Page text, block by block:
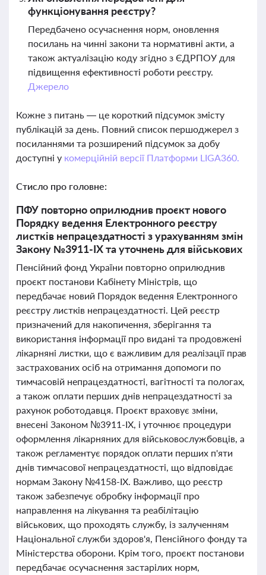
функціонування реєстру?
Передбачено осучаснення норм, оновлення
посилань на чинні закони та нормативні акти, а
також актуалізацію коду згідно з ЄДРПОУ для
підвищення ефективності роботи реєстру.
Джерело
Кожне з питань — це короткий підсумок змісту
публікацій за день. Повний список першоджерел з
посиланнями та розширений підсумок за добу
доступні у комерційній версії Платформи LIGA360.
Стисло про головне:
ПФУ повторно оприлюднив проєкт нового
Порядку ведення Електронного реєстру
листків непрацездатності з урахуванням змін
Закону №3911-IX та уточнень для військових
Пенсійний фонд України повторно оприлюднив
проєкт постанови Кабінету Міністрів, що
передбачає новий Порядок ведення Електронного
реєстру листків непрацездатності. Цей реєстр
призначений для накопичення, зберігання та
використання інформації про видані та продовжені
лікарняні листки, що є важливим для реалізації прав
застрахованих осіб на отримання допомоги по
тимчасовій непрацездатності, вагітності та пологах,
а також оплати перших днів непрацездатності за
рахунок роботодавця. Проєкт враховує зміни,
внесені Законом №3911-IX, і уточнює процедури
оформлення лікарняних для військовослужбовців, а
також регламентує порядок оплати перших п'яти
днів тимчасової непрацездатності, що відповідає
нормам Закону №4158-IX. Важливо, що реєстр
також забезпечує обробку інформації про
направлення на лікування та реабілітацію
військових, що проходять службу, із залученням
Національної служби здоров'я, Пенсійного фонду та
Міністерства оборони. Крім того, проєкт постанови
передбачає осучаснення застарілих норм,